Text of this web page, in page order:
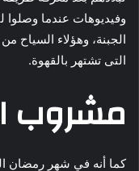
وفيديوهات عندما وصلوا
الجبنة، وهؤلاء السياح
التى تشتهر بالقهوة.
مشروب
كما أنه في شهر رمضان